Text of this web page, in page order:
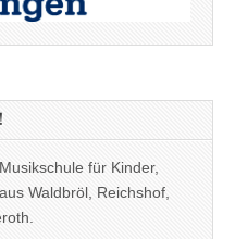
für Kinder,
Waldbröl, Reichshof,